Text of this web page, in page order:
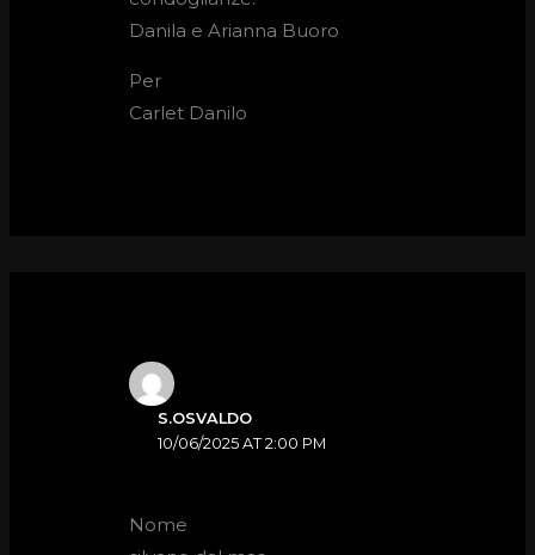
Danila e Arianna Buoro
Per
Carlet Danilo
S.OSVALDO
10/06/2025 AT 2:00 PM
Nome